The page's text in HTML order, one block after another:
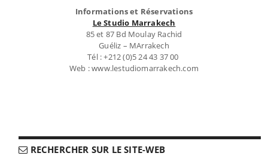
Informations et Réservations
Le Studio Marrakech
85 et 87 Bd Moulay Rachid
Guéliz – MArrakech
Tél : +212 (0)5 24 43 37 00
Web : www.lestudiomarrakech.com
RECHERCHER SUR LE SITE-WEB